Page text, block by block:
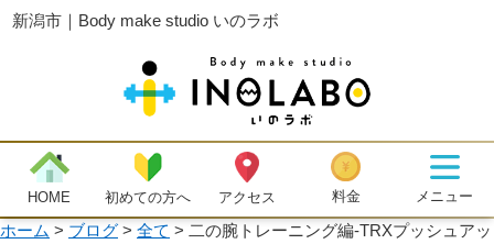
新潟市｜Body make studio いのラボ
HOME 初めての方へ アクセス 料金 メニュー
ホーム > ブログ> 全て > 二の腕トレーニング編-TRXプッシュアッ